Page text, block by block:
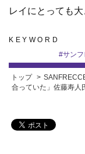
レイにとっても
KEYWORD
#サン
トップ
合っていた」佐藤寿人